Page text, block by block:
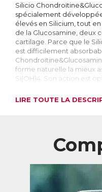
Silicio
spécialement
élevés en Silicium, tout
de la Glucosamine, deux
cartilage. Parce que le
est difficilement
forme naturelle la mieux
Si(OH)4. Son action est
particulièrement les
terrestre après l’oxygène.
tant que corps pur, mais
éléments. On le trouve
silice, dans le sable ou le
Le corps humain contient
LIRE TOUTE LA